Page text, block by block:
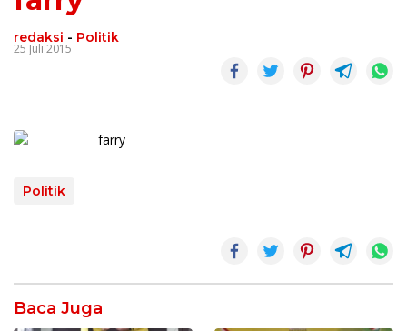
redaksi - Politik
25 Juli 2015
Politik
Baca Juga